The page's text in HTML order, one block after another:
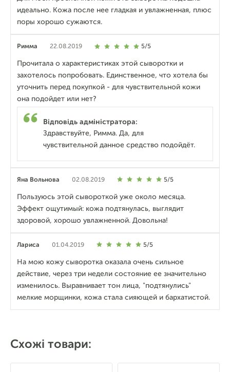
Схожі товари:
идеально. Кожа после нее гладкая и увлажненная, плюс
поры хорошо сужаются.
Римма 22.08.2019 5/5
Прочитала о характеристиках этой сыворотки и
захотелось попробовать. Единственное, что хотела бы
уточнить перед покупкой - для чувствительной кожи
она подойдет или нет?
Відповідь адміністратора:
Здравствуйте, Римма. Да, для
чувствительной данное средство подойдёт.
Яна Вольнова 02.08.2019 5/5
Пользуюсь этой сывороткой уже около месяца.
Эффект ощутимый: кожа подтянулась, выглядит
здоровой, хорошо увлажненной. Довольна!
Лариса 01.04.2019 5/5
На мою кожу сыворотка оказала очень сильное
действие, через три недели состояние ее значительно
изменилось. Выравнивает тон лица, "подтянулись"
мелкие морщинки, кожа стала сияющей и бархатистой.